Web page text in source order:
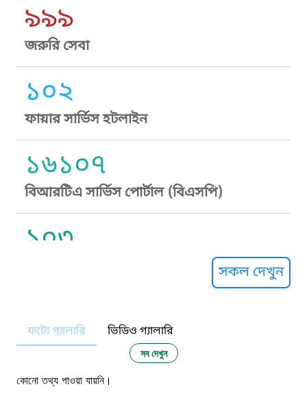
৯৯৯
জরুরি সেবা
১০২
ফায়ার সার্ভিস হটলাইন
১৬১০৭
বিআরটিএ সার্ভিস পোর্টাল (বিএসপি)
১০৩
নারী ও শিশু নির্যাতন প্রতিরোধ
১০৬
সকল দেখুন
ফটো গ্যালারি ভিডিও গ্যালারি
সব দেখুন
কোনো তথ্য পাওয়া যায়নি।